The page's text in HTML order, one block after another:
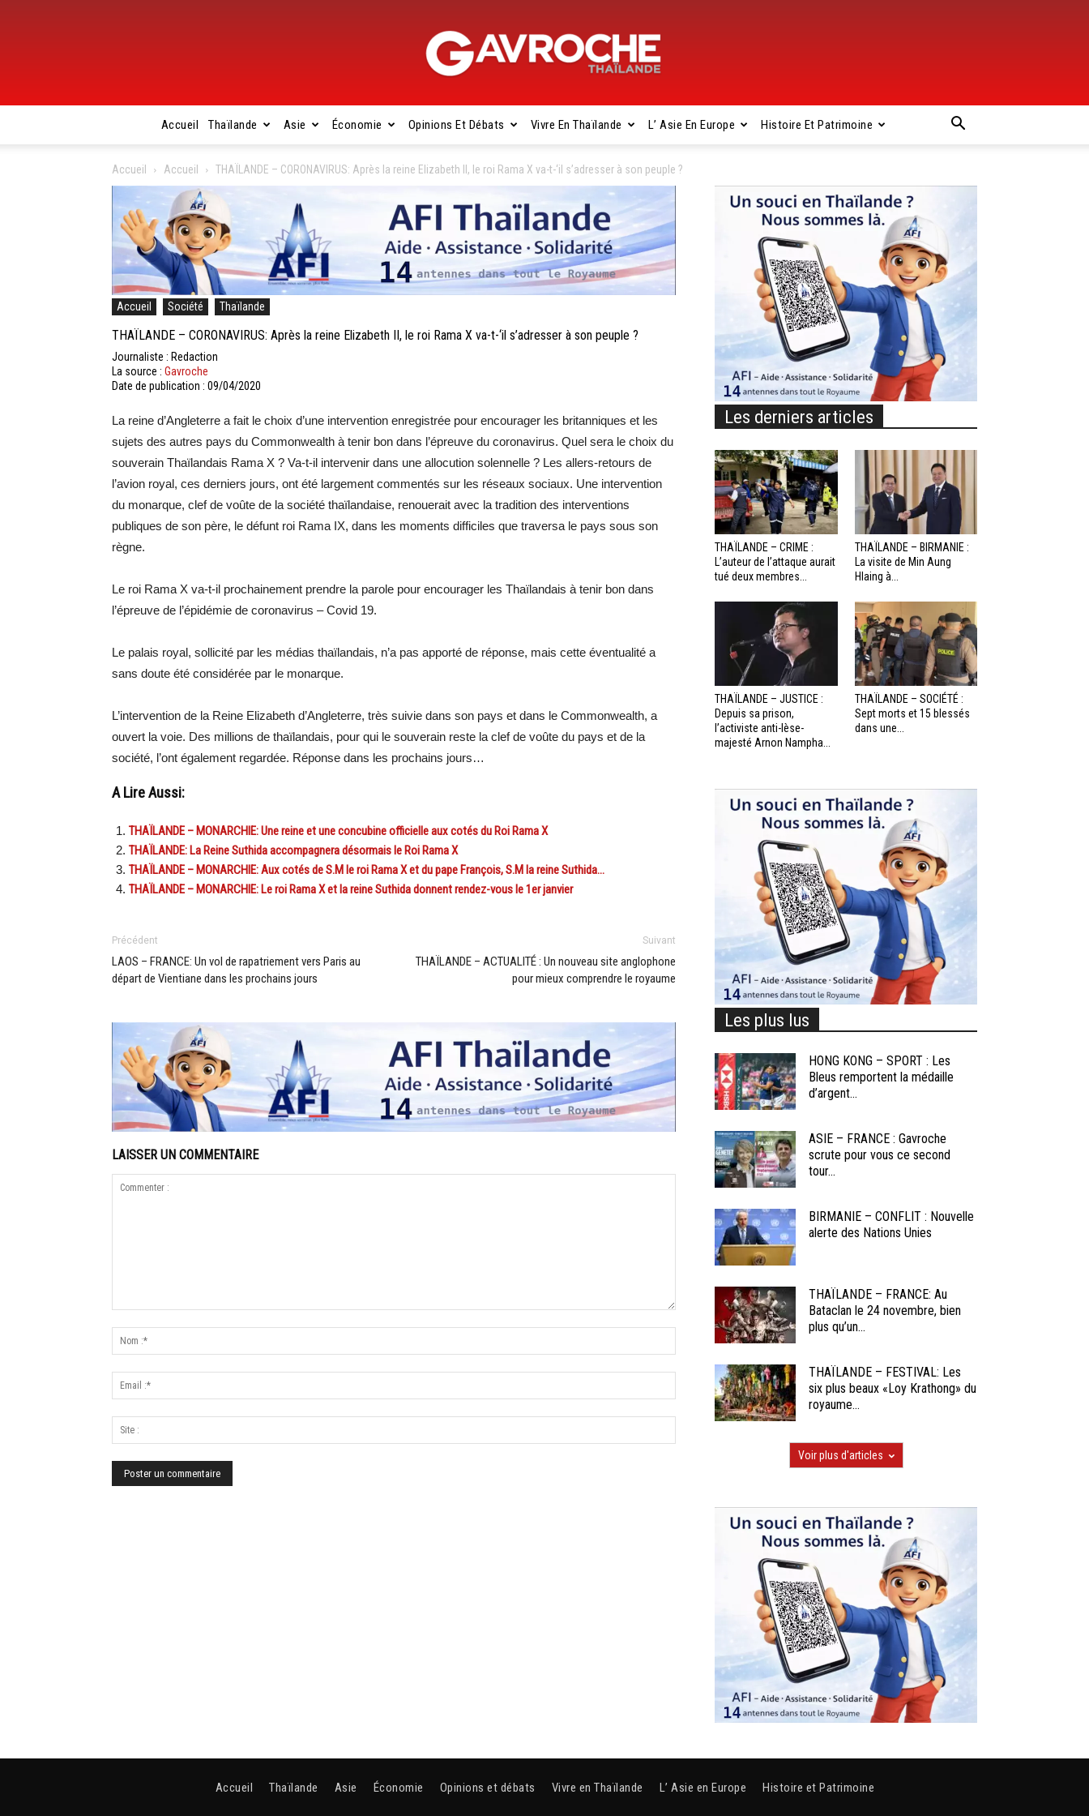
Gavroche
Thaïlande
Accueil Thaïlande Asie Économie Opinions Et Débats Vivre En Thaïlande L’ Asie En Europe Histoire Et Patrimoine
Accueil Accueil THAÏLANDE – CORONAVIRUS: Après la reine Elizabeth II, le roi Rama X va-t-‘il s’adresser à son peuple ?
Accueil Société Thaïlande
THAÏLANDE – CORONAVIRUS: Après la reine Elizabeth II, le roi Rama X va-t-‘il s’adresser à son peuple ?
Journaliste : Redaction
La source : Gavroche
Date de publication : 09/04/2020
La reine d’Angleterre a fait le choix d’une intervention enregistrée pour encourager les britanniques et les
sujets des autres pays du Commonwealth à tenir bon dans l’épreuve du coronavirus. Quel sera le choix du
souverain Thaïlandais Rama X ? Va-t-il intervenir dans une allocution solennelle ? Les allers-retours de
l’avion royal, ces derniers jours, ont été largement commentés sur les réseaux sociaux. Une intervention
du monarque, clef de voûte de la société thaïlandaise, renouerait avec la tradition des interventions
publiques de son père, le défunt roi Rama IX, dans les moments difficiles que traversa le pays sous son
règne.
Le roi Rama X va-t-il prochainement prendre la parole pour encourager les Thaïlandais à tenir bon dans
l’épreuve de l’épidémie de coronavirus – Covid 19.
Le palais royal, sollicité par les médias thaïlandais, n’a pas apporté de réponse, mais cette éventualité a
sans doute été considérée par le monarque.
L’intervention de la Reine Elizabeth d’Angleterre, très suivie dans son pays et dans le Commonwealth, a
ouvert la voie. Des millions de thaïlandais, pour qui le souverain reste la clef de voûte du pays et de la
société, l’ont également regardée. Réponse dans les prochains jours…
A Lire Aussi:
THAÏLANDE – MONARCHIE: Une reine et une concubine officielle aux cotés du Roi Rama X
THAÏLANDE: La Reine Suthida accompagnera désormais le Roi Rama X
THAÏLANDE – MONARCHIE: Aux cotés de S.M le roi Rama X et du pape François, S.M la reine Suthida…
THAÏLANDE – MONARCHIE: Le roi Rama X et la reine Suthida donnent rendez-vous le 1er janvier
Précédent
LAOS – FRANCE: Un vol de rapatriement vers Paris au
départ de Vientiane dans les prochains jours
Suivant
THAÏLANDE – ACTUALITÉ : Un nouveau site anglophone
pour mieux comprendre le royaume
LAISSER UN COMMENTAIRE
Les derniers articles
THAÏLANDE – CRIME :
L’auteur de l’attaque aurait
tué deux membres...
THAÏLANDE – BIRMANIE :
La visite de Min Aung
Hlaing à...
THAÏLANDE – JUSTICE :
Depuis sa prison,
l’activiste anti-lèse-
majesté Arnon Nampha...
THAÏLANDE – SOCIÉTÉ :
Sept morts et 15 blessés
dans une...
Les plus lus
HONG KONG – SPORT : Les
Bleus remportent la médaille
d’argent...
ASIE – FRANCE : Gavroche
scrute pour vous ce second
tour...
BIRMANIE – CONFLIT : Nouvelle
alerte des Nations Unies
THAÏLANDE – FRANCE: Au
Bataclan le 24 novembre, bien
plus qu’un...
THAÏLANDE – FESTIVAL: Les
six plus beaux «Loy Krathong» du
royaume...
Voir plus d'articles
Accueil Thaïlande Asie Économie Opinions et débats Vivre en Thaïlande L’ Asie en Europe Histoire et Patrimoine